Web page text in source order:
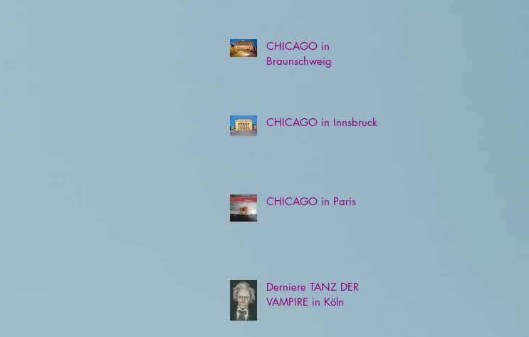
CHICAGO in
Braunschweig
CHICAGO in Innsbruck
CHICAGO in Paris
Derniere TANZ DER
VAMPIRE in Köln